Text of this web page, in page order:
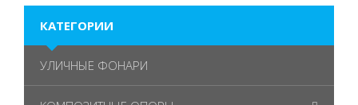
КАТЕГОРИИ
УЛИЧНЫЕ ФОНАРИ